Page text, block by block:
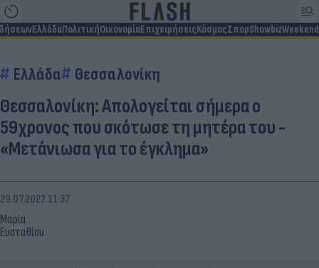
ΕλλάδαΠολιτικήΟικονομίαΕπιχειρήσειςΚόσμοςΣπορShowbizWeekend
Ελλάδα Θεσσαλονίκη
Θεσσαλονίκη: Απολογείται σήμερα ο
59χρονος που σκότωσε τη μητέρα του -
«Μετάνιωσα για το έγκλημα»
Μαρία
Ευσταθίου
29.07.2022 11:37